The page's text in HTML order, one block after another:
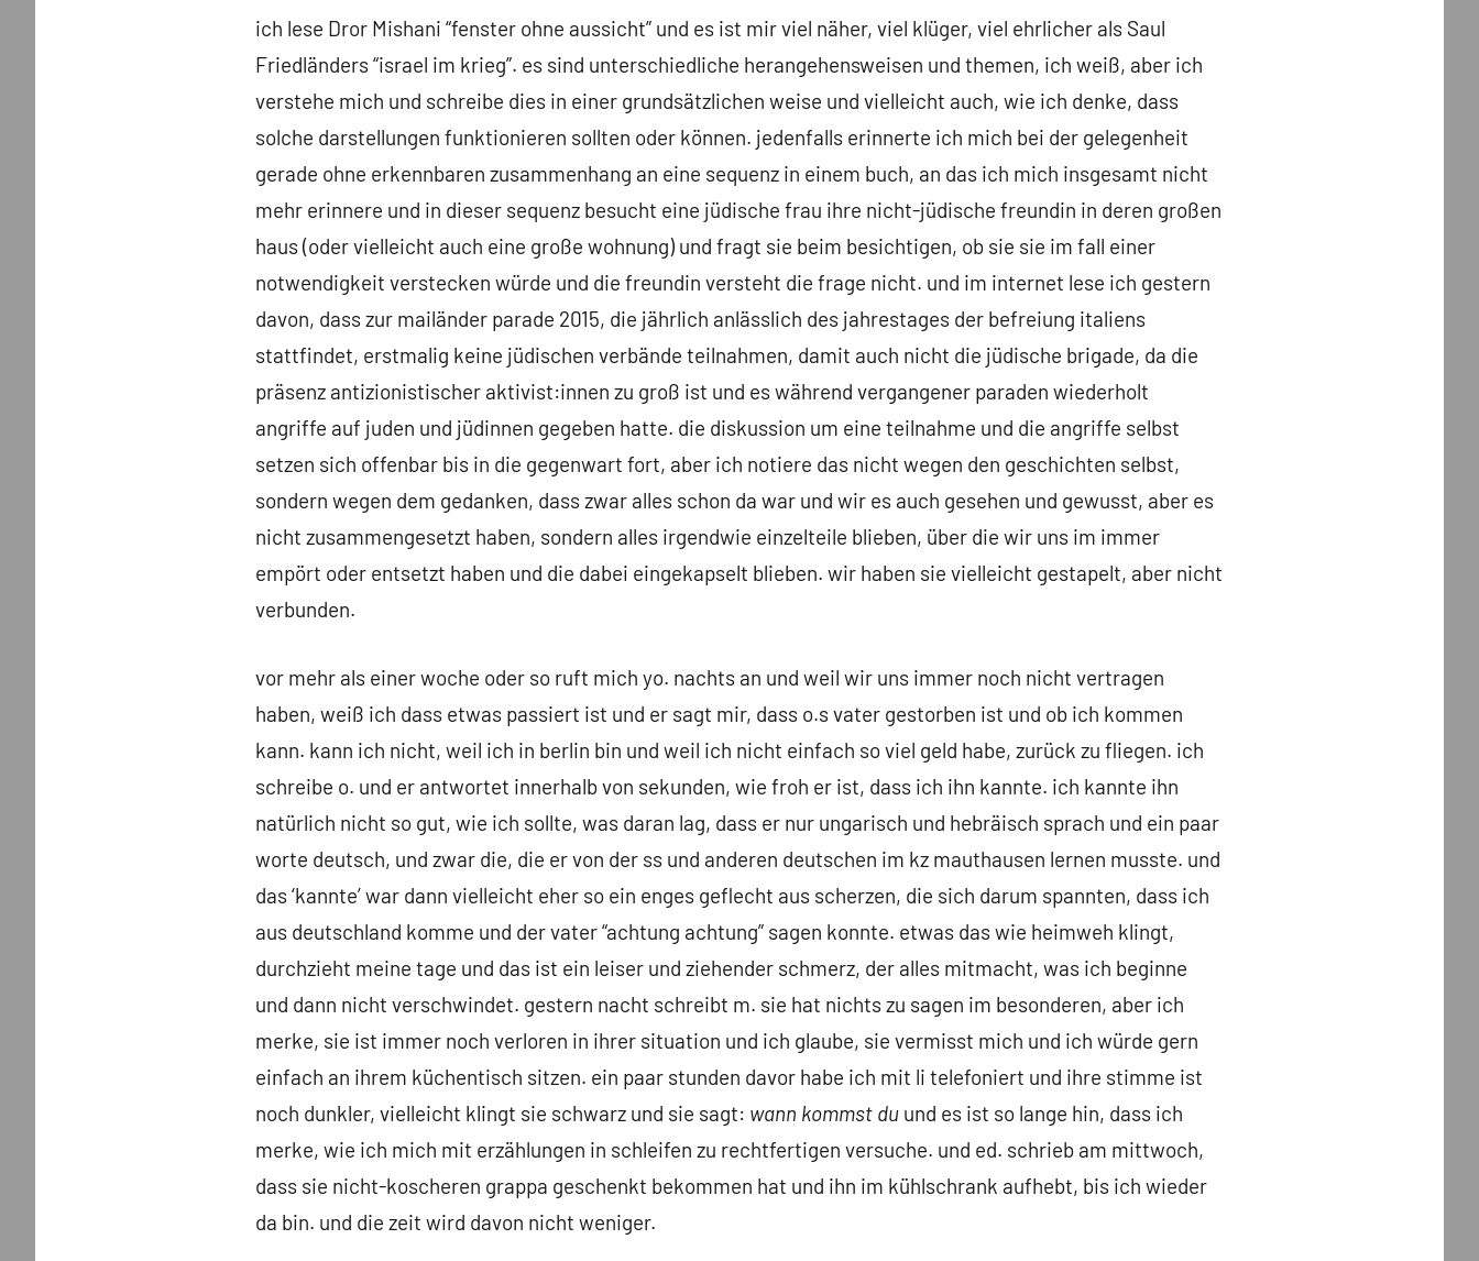
ich lese Dror Mishani “fenster ohne aussicht” und es ist mir viel näher, viel klüger, viel ehrlicher als Saul
Friedländers “israel im krieg”. es sind unterschiedliche herangehensweisen und themen, ich weiß, aber ich
verstehe mich und schreibe dies in einer grundsätzlichen weise und vielleicht auch, wie ich denke, dass
solche darstellungen funktionieren sollten oder können. jedenfalls erinnerte ich mich bei der gelegenheit
gerade ohne erkennbaren zusammenhang an eine sequenz in einem buch, an das ich mich insgesamt nicht
mehr erinnere und in dieser sequenz besucht eine jüdische frau ihre nicht-jüdische freundin in deren großen
haus (oder vielleicht auch eine große wohnung) und fragt sie beim besichtigen, ob sie sie im fall einer
notwendigkeit verstecken würde und die freundin versteht die frage nicht. und im internet lese ich gestern
davon, dass zur mailänder parade 2015, die jährlich anlässlich des jahrestages der befreiung italiens
stattfindet, erstmalig keine jüdischen verbände teilnahmen, damit auch nicht die jüdische brigade, da die
präsenz antizionistischer aktivist:innen zu groß ist und es während vergangener paraden wiederholt
angriffe auf juden und jüdinnen gegeben hatte. die diskussion um eine teilnahme und die angriffe selbst
setzen sich offenbar bis in die gegenwart fort, aber ich notiere das nicht wegen den geschichten selbst,
sondern wegen dem gedanken, dass zwar alles schon da war und wir es auch gesehen und gewusst, aber es
nicht zusammengesetzt haben, sondern alles irgendwie einzelteile blieben, über die wir uns im immer
empört oder entsetzt haben und die dabei eingekapselt blieben. wir haben sie vielleicht gestapelt, aber nicht
verbunden.
vor mehr als einer woche oder so ruft mich yo. nachts an und weil wir uns immer noch nicht vertragen
haben, weiß ich dass etwas passiert ist und er sagt mir, dass o.s vater gestorben ist und ob ich kommen
kann. kann ich nicht, weil ich in berlin bin und weil ich nicht einfach so viel geld habe, zurück zu fliegen. ich
schreibe o. und er antwortet innerhalb von sekunden, wie froh er ist, dass ich ihn kannte. ich kannte ihn
natürlich nicht so gut, wie ich sollte, was daran lag, dass er nur ungarisch und hebräisch sprach und ein paar
worte deutsch, und zwar die, die er von der ss und anderen deutschen im kz mauthausen lernen musste. und
das ‘kannte’ war dann vielleicht eher so ein enges geflecht aus scherzen, die sich darum spannten, dass ich
aus deutschland komme und der vater “achtung achtung” sagen konnte. etwas das wie heimweh klingt,
durchzieht meine tage und das ist ein leiser und ziehender schmerz, der alles mitmacht, was ich beginne
und dann nicht verschwindet. gestern nacht schreibt m. sie hat nichts zu sagen im besonderen, aber ich
merke, sie ist immer noch verloren in ihrer situation und ich glaube, sie vermisst mich und ich würde gern
einfach an ihrem küchentisch sitzen. ein paar stunden davor habe ich mit li telefoniert und ihre stimme ist
noch dunkler, vielleicht klingt sie schwarz und sie sagt: wann kommst du und es ist so lange hin, dass ich
merke, wie ich mich mit erzählungen in schleifen zu rechtfertigen versuche. und ed. schrieb am mittwoch,
dass sie nicht-koscheren grappa geschenkt bekommen hat und ihn im kühlschrank aufhebt, bis ich wieder
da bin. und die zeit wird davon nicht weniger.